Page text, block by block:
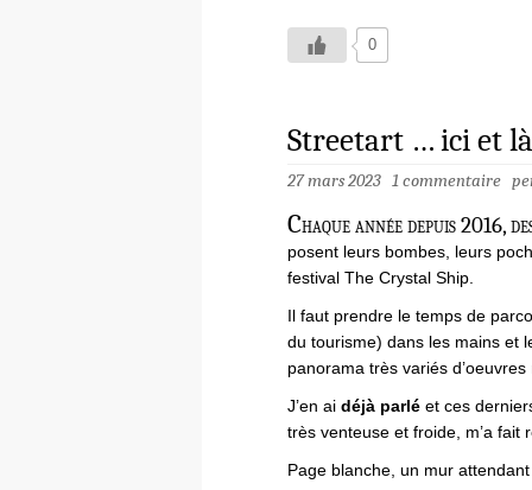
0
Streetart … ici et
27 mars 2023 1 commentaire
Chaque année depuis 2016,
posent leurs bombes, leurs
festival The Crystal Ship.
Il faut prendre le temps de
du tourisme) dans les mains et
panorama très variés
J’en ai déjà parlé et ces
très venteuse et froide, m’a
Page blanche, un mur